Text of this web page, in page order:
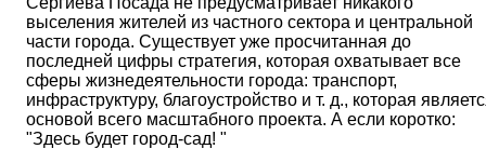
выселения жителей из частного сектора и центральной
части города. Существует уже просчитанная до
последней цифры стратегия, которая охватывает все
сферы жизнедеятельности города: транспорт,
инфраструктуру, благоустройство и т. д., которая
основой всего масштабного проекта. А если коротко:
"Здесь будет город-сад! "